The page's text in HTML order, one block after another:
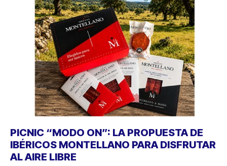
PICNIC “MODO ON”: LA PROPUESTA DE
IBÉRICOS MONTELLANO PARA DISFRUTAR
AL AIRE LIBRE